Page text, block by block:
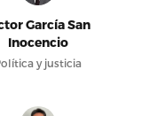
García San
Inocencio
y justicia